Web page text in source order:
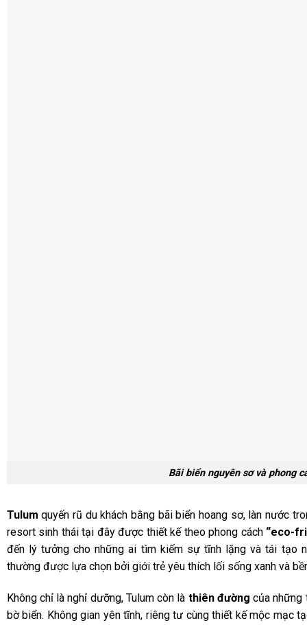
Bãi biển nguyên sơ và phong
Tulum quyến rũ du khách bằng bãi biển hoang sơ, làn nước
resort sinh thái tại đây được thiết kế theo phong cách “eco-
đến lý tưởng cho những ai tìm kiếm sự tĩnh lặng và tái tạo
thường được lựa chọn bởi giới trẻ yêu thích lối sống xanh và
Không chỉ là nghỉ dưỡng, Tulum còn là thiên đường của những
bờ biển. Không gian yên tĩnh, riêng tư cùng thiết kế mộc mạc